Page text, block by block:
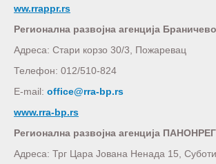
ww.rrappr.rs
Регионална развојна агенција
Адреса: Стари корзо 30/3, Пожаревац
Телефон: 012/510-824
E-mail: office@rra-bp.rs
www.rra-bp.rs
Регионална развојна агенција ПАНОНРЕГ
Адреса: Трг Цара Јована Ненада 15,